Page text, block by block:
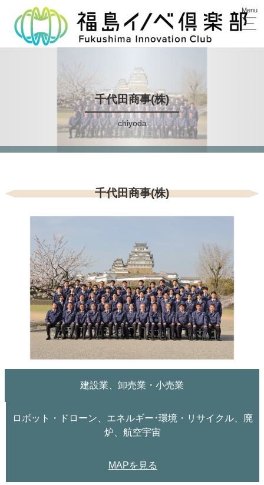
千代田商事(株)
chiyoda
千代田商事(株)
建設業、卸売業・小売業
ロボット・ドローン、エネルギー･環境・リサイクル、廃
炉、航空宇宙
MAPを 見る